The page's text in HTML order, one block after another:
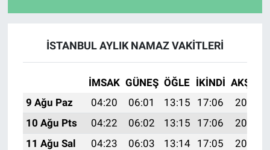
İSTANBUL AYLIK NAMAZ VAKITLERI
İMSAK GÜNEŞ ÖĞLE İKINDI AKŞAM
9 Ağu Paz
04:20 06:01 13:15 17:06
20:19
10 Ağu Pts
04:22 06:02 13:15 17:06
20:18
11 Ağu Sal
04:23 06:03 13:14 17:05
20:16